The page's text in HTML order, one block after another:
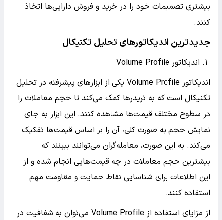
بیشتری تصمیمات خود را در خرید و فروش دارایی‌ها اتخاذ
کنند.
جدیدترین اندیکاتورهای تحلیل تکنیکال
اندیکاتور Volume Profile یکی از ابزارهای پیشرفته در تحلیل
تکنیکال است که به تریدرها کمک می‌کند تا حجم معاملات را
در سطوح مختلف قیمت‌ها مشاهده کنند. این ابزار به جای
نمایش حجم به صورت کلی، آن را بر اساس قیمت‌ها تفکیک
می‌کند. به این صورت، معامله‌گران می‌توانند ببینند که
بیشترین حجم معاملات در چه قیمت‌هایی انجام شده و از
این اطلاعات برای شناسایی نقاط حمایت و مقاومت مهم
استفاده کنند.
از مزایای استفاده از Volume Profile می‌توان به شفافیت در